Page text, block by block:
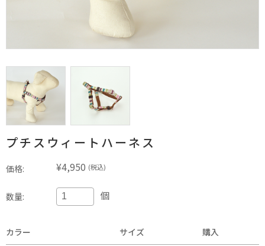
プチスウィートハーネス
価格: ¥4,950 (税込)
数量: 個
カラー サイズ
購入